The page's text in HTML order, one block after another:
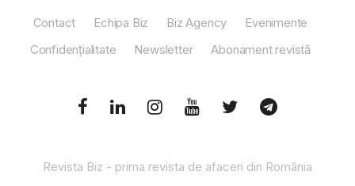
Contact Echipa Biz Biz Agency
Evenimente
Confidențialitate
Newsletter Abonament revistă
Revista Biz - prima revista de afaceri din România